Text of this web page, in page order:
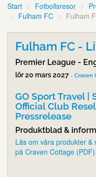
Start Fotbollsresor
Fulham FC
Fulham
Fulham FC -
Premier League -
lör 20 mars 2027 - Craven
GO Sport Travel |
Official Club
Pressrelease
Produktblad &
Läs om våra produkter &
på Craven Cottage (PDF).